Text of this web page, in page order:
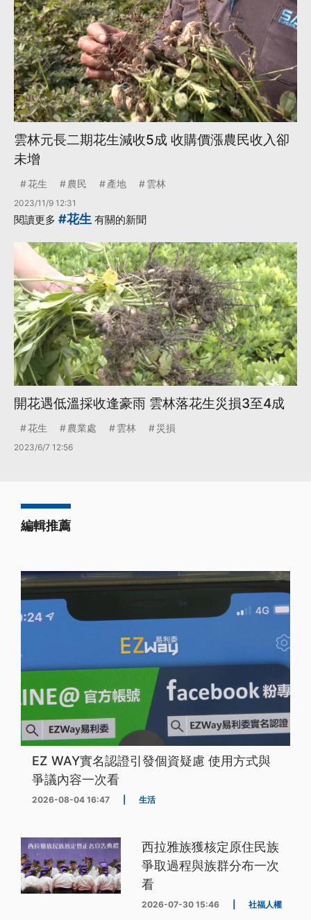
雲林元長二期花生減收5成 收購價漲農民收入卻
未增
花生 農民 產地 雲林
2023/11/9 12:31
閱讀更多 #花生 有關的新聞
開花遇低溫採收逢豪雨 雲林落花生災損3至4成
花生 農業處 雲林 災損
2023/6/7 12:56
編輯推薦
EZ WAY實名認證引發個資疑慮 使用方式與
爭議內容一次看
2026-08-04 16:47 生活
西拉雅族獲核定原住民族
爭取過程與族群分布一次
看
2026-07-30 15:46 社福人權